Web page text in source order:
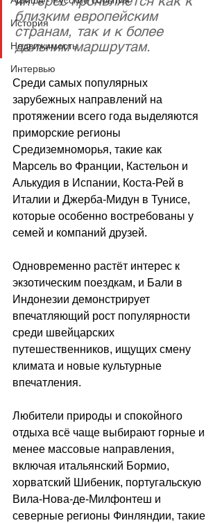
История
Недвижимость
Интервью
близким европейским
странам, так и к более
дальним маршрутам.
Среди самых популярных
зарубежных направлений на
протяжении всего года выделяются
приморские регионы
Средиземноморья, такие как
Марсель во Франции, Кастельон и
Алькудия в Испании, Коста-Рей в
Италии и Джерба-Мидун в Тунисе,
которые особенно востребованы у
семей и компаний друзей.
Одновременно растёт интерес к
экзотическим поездкам, и Бали в
Индонезии демонстрирует
впечатляющий рост популярности
среди швейцарских
путешественников, ищущих смену
климата и новые культурные
впечатления.
Любители природы и спокойного
отдыха всё чаще выбирают горные и
менее массовые направления,
включая итальянский Бормио,
хорватский Шибеник, португальскую
Вила-Нова-де-Милфонтеш и
северные регионы Финляндии, такие